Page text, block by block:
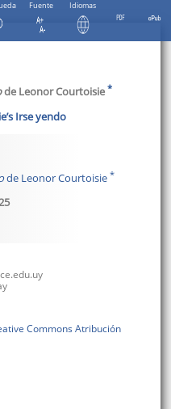
Fuente Idiomas
de Leonor Courtoisie *
Irse yendo
de Leonor Courtoisie *
Commons Atribución